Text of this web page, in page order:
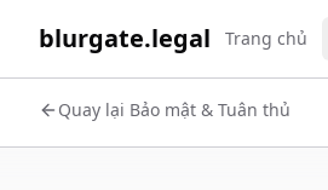
blurgate.legal Trang chủ
Quay lại Bảo mật & Tuân thủ